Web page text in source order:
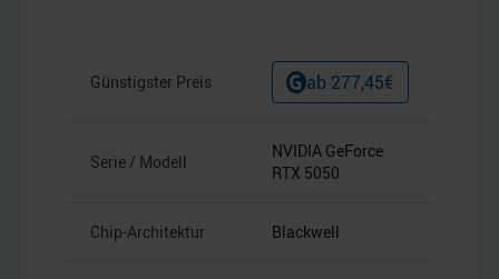
Günstigster Preis ab 277,45€
Serie / Modell
NVIDIA GeForce
RTX 5050
Chip-Architektur Blackwell